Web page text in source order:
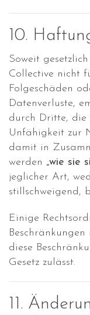
10.
Soweit
Collective nicht
Folgeschäden
Datenverluste,
durch Dritte, die
Unfähigkeit zur
damit in
werden „wie sie
jeglicher Art,
stillschweigend,
Einige
diese
Gesetz zulässt.
11.